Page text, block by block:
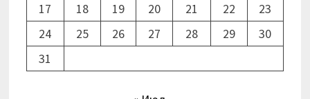
17
18 19 20 21 22
23
24
25 26 27 28 29
30
31